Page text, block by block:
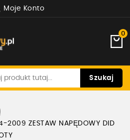
Moje Konto
0
Szukaj
2009 ZESTAW NAPĘDOWY DID